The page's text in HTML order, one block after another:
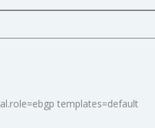
templates=default